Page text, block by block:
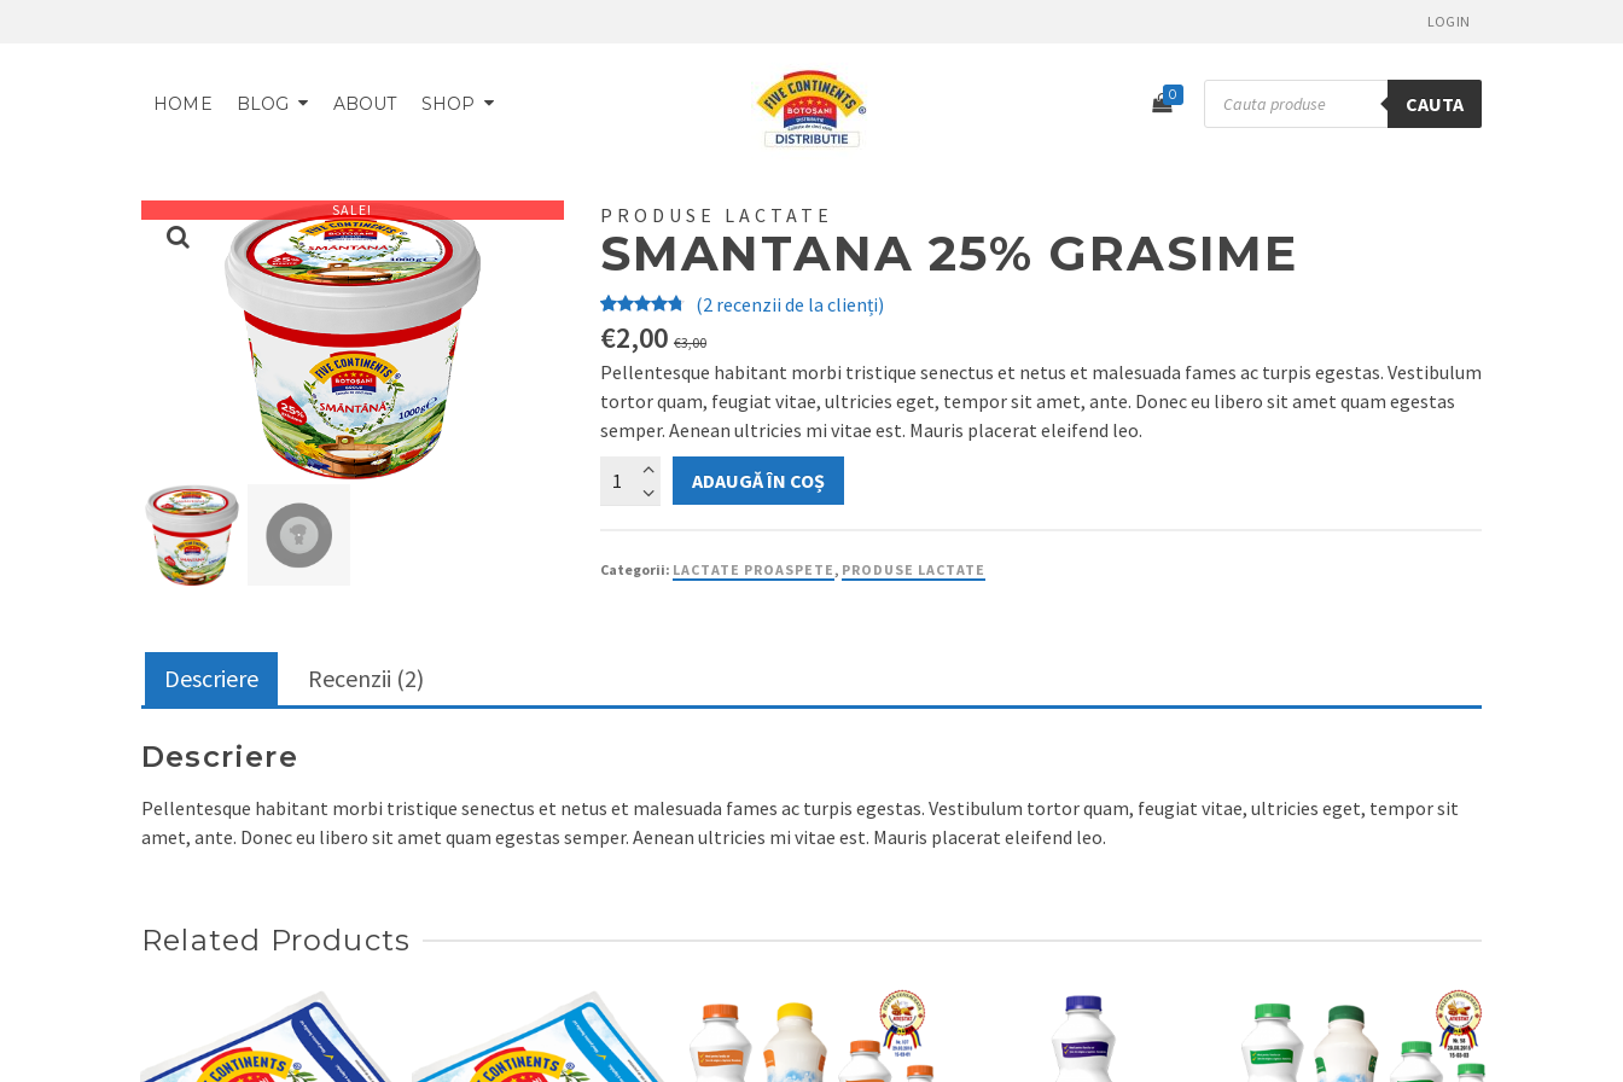
LOGIN
HOME BLOG ABOUT SHOP 0
Products
search
CAUTA
SALE! PRODUSE LACTATE
SMANTANA 25% GRASIME
4.50din
5 pe
baza a
evaluări
clienților
(2recenzii de la clienți)
€3,00
€2,00
Pellentesque habitant morbi tristique senectus et netus et malesuada fames ac turpis egestas. Vestibulum
tortor quam, feugiat vitae, ultricies eget, tempor sit amet, ante. Donec eu libero sit amet quam egestas
semper. Aenean ultricies mi vitae est. Mauris placerat eleifend leo.
Cantitate
Smantana
ADAUGĂ ÎN COȘ
Categorii: LACTATE PROASPETE, PRODUSE LACTATE
Descriere Recenzii (2)
Descriere
Pellentesque habitant morbi tristique senectus et netus et malesuada fames ac turpis egestas. Vestibulum tortor quam, feugiat vitae, ultricies eget, tempor sit
amet, ante. Donec eu libero sit amet quam egestas semper. Aenean ultricies mi vitae est. Mauris placerat eleifend leo.
Related Products